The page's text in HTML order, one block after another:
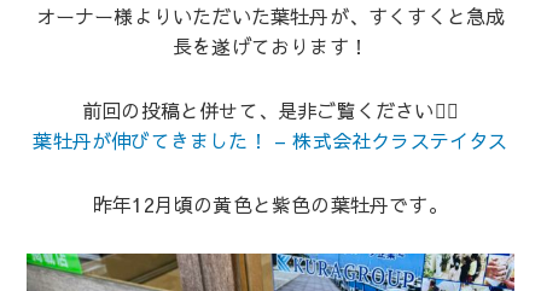
オーナー様よりいただいた葉牡丹が、すくすくと急成
長を遂げております！
前回の投稿と併せて、是非ご覧ください💁‍♀️
葉牡丹が伸びてきました！ – 株式会社クラステイタス
昨年12月頃の黄色と紫色の葉牡丹です。